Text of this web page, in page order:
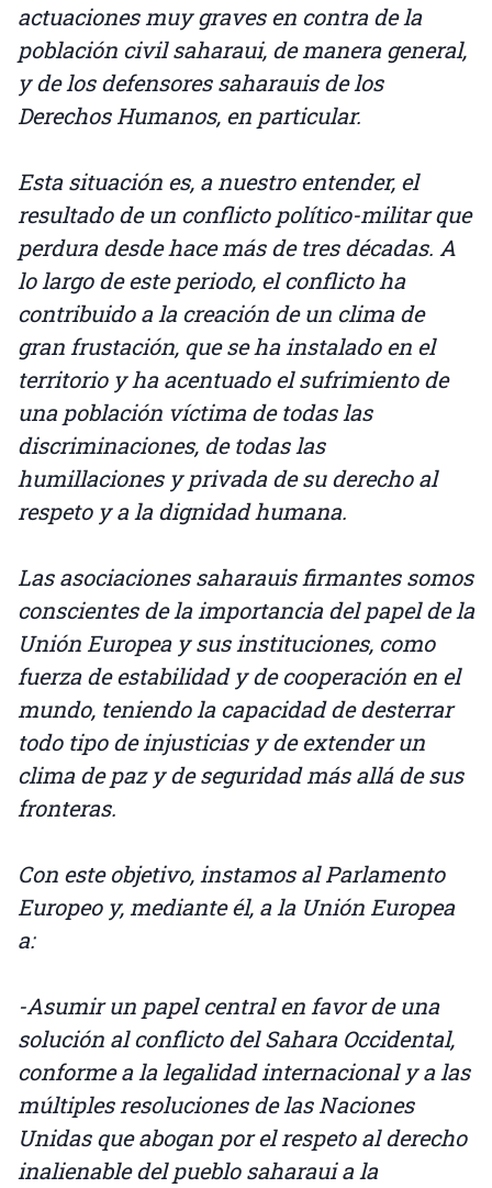
actuaciones muy graves en contra de la
población civil saharaui, de manera general,
y de los defensores saharauis de los
Derechos Humanos, en particular.
Esta situación es, a nuestro entender, el
resultado de un conflicto político-militar que
perdura desde hace más de tres décadas. A
lo largo de este periodo, el conflicto ha
contribuido a la creación de un clima de
gran frustación, que se ha instalado en el
territorio y ha acentuado el sufrimiento de
una población víctima de todas las
discriminaciones, de todas las
humillaciones y privada de su derecho al
respeto y a la dignidad humana.
Las asociaciones saharauis firmantes somos
conscientes de la importancia del papel de la
Unión Europea y sus instituciones, como
fuerza de estabilidad y de cooperación en el
mundo, teniendo la capacidad de desterrar
todo tipo de injusticias y de extender un
clima de paz y de seguridad más allá de sus
fronteras.
Con este objetivo, instamos al Parlamento
Europeo y, mediante él, a la Unión Europea
a:
-Asumir un papel central en favor de una
solución al conflicto del Sahara Occidental,
conforme a la legalidad internacional y a las
múltiples resoluciones de las Naciones
Unidas que abogan por el respeto al derecho
inalienable del pueblo saharaui a la